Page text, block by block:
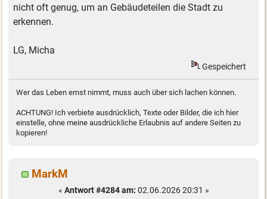
nicht oft genug, um an Gebäudeteilen die Stadt zu
erkennen.
LG, Micha
Gespeichert
Wer das Leben ernst nimmt, muss auch über sich lachen können.
ACHTUNG! Ich verbiete ausdrücklich, Texte oder Bilder, die ich hier
einstelle, ohne meine ausdrückliche Erlaubnis auf andere Seiten zu
kopieren!
MarkM
« Antwort #4284 am: 02.06.2026 20:31 »